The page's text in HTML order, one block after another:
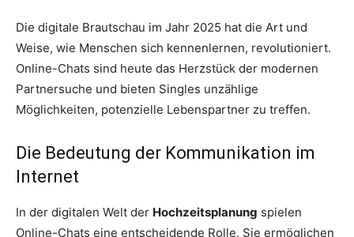
Die digitale Brautschau im Jahr 2025 hat die Art und
Weise, wie Menschen sich kennenlernen, revolutioniert.
Online-Chats sind heute das Herzstück der modernen
Partnersuche und bieten Singles unzählige
Möglichkeiten, potenzielle Lebenspartner zu treffen.
Die Bedeutung der Kommunikation im
Internet
In der digitalen Welt der Hochzeitsplanung spielen
Online-Chats eine entscheidende Rolle. Sie ermöglichen